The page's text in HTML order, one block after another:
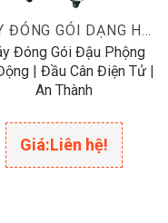
MÁY ĐÓNG GÓI DẠNG HẠT
Đóng Gói Đậu Phộng
| Đầu Cân Điện Tử |
An Thành
Giá:Liên hệ!